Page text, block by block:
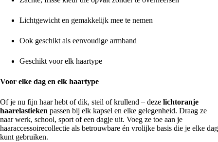
Lichtgewicht en gemakkelijk mee te nemen
Ook geschikt als eenvoudige armband
Geschikt voor elk haartype
Voor elke dag en elk haartype
Of je nu fijn haar hebt of dik, steil of krullend – deze lichtoranje
haarelastieken passen bij elk kapsel en elke gelegenheid. Draag ze
naar werk, school, sport of een dagje uit. Voeg ze toe aan je
haaraccessoirecollectie als betrouwbare én vrolijke basis die je elke dag
kunt gebruiken.